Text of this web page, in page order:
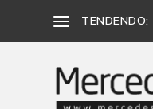
TENDENDO: